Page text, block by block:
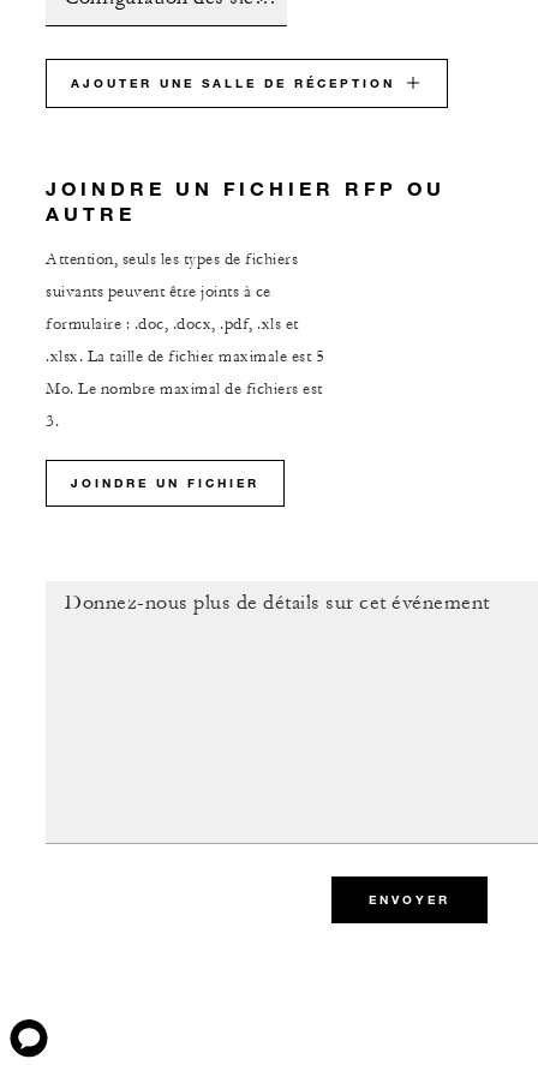
AJOUTER UNE SALLE DE RÉCEPTION
JOINDRE UN FICHIER RFP OU
AUTRE
Attention, seuls les types de fichiers
suivants peuvent être joints à ce
formulaire : .doc, .docx, .pdf, .xls et
.xlsx. La taille de fichier maximale est 5
Mo. Le nombre maximal de fichiers est
3.
JOINDRE UN FICHIER
ENVOYER